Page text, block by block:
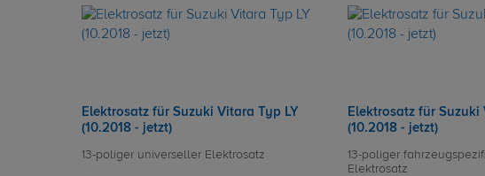
Elektrosatz für Suzuki Vitara Typ LY
(10.2018 - jetzt)
13-poliger universeller Elektrosatz
Elektrosatz für Suzuki
(10.2018 - jetzt)
13-poliger
Elektrosatz